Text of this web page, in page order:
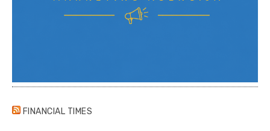
FINANCIAL TIMES